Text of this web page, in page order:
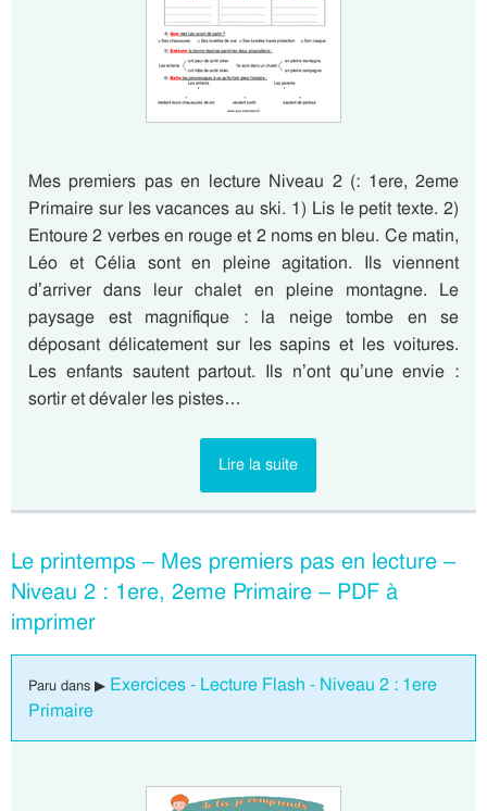
Mes premiers pas en lecture Niveau 2 (: 1ere, 2eme
Primaire sur les vacances au ski. 1) Lis le petit texte. 2)
Entoure 2 verbes en rouge et 2 noms en bleu. Ce matin,
Léo et Célia sont en pleine agitation. Ils viennent
d’arriver dans leur chalet en pleine montagne. Le
paysage est magnifique : la neige tombe en se
déposant délicatement sur les sapins et les voitures.
Les enfants sautent partout. Ils n’ont qu’une envie :
sortir et dévaler les pistes…
Lire la suite
Le printemps – Mes premiers pas en lecture –
Niveau 2 : 1ere, 2eme Primaire – PDF à
imprimer
Paru dans ▶ Exercices - Lecture Flash - Niveau 2 : 1ere
Primaire